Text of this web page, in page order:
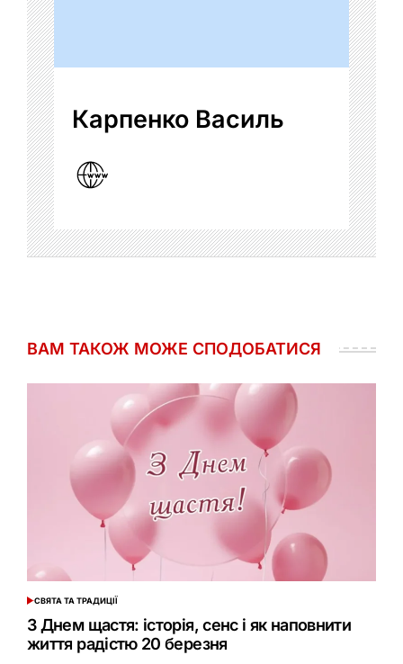
Карпенко Василь
ВАМ ТАКОЖ МОЖЕ СПОДОБАТИСЯ
ОПУБЛІКУВАТИ
У
СВЯТА ТА ТРАДИЦІЇ
З Днем щастя: історія, сенс і як наповнити
життя радістю 20 березня